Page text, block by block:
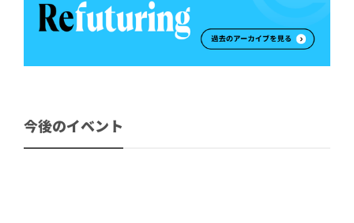
今後のイベント